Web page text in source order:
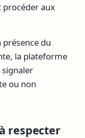
procéder aux
présence du
la plateforme
ou non
respecter